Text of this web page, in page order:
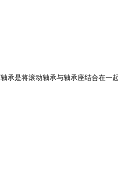
承是将滚动轴承与轴承座结合在一